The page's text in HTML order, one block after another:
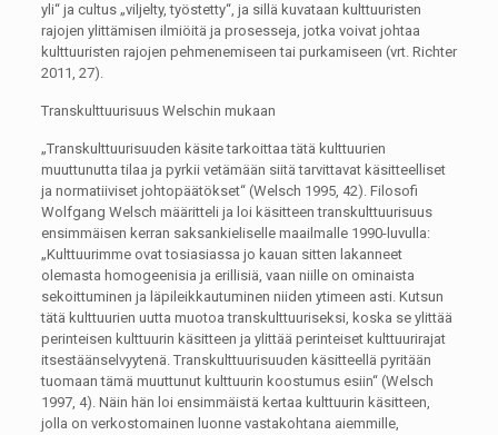
yli“ ja cultus „viljelty, työstetty“, ja sillä kuvataan kulttuuristen
rajojen ylittämisen ilmiöitä ja prosesseja, jotka voivat johtaa
kulttuuristen rajojen pehmenemiseen tai purkamiseen (vrt. Richter
2011, 27).
Transkulttuurisuus Welschin mukaan
„Transkulttuurisuuden käsite tarkoittaa tätä kulttuurien
muuttunutta tilaa ja pyrkii vetämään siitä tarvittavat käsitteelliset
ja normatiiviset johtopäätökset“ (Welsch 1995, 42). Filosofi
Wolfgang Welsch määritteli ja loi käsitteen transkulttuurisuus
ensimmäisen kerran saksankieliselle maailmalle 1990-luvulla:
„Kulttuurimme ovat tosiasiassa jo kauan sitten lakanneet
olemasta homogeenisia ja erillisiä, vaan niille on ominaista
sekoittuminen ja läpileikkautuminen niiden ytimeen asti. Kutsun
tätä kulttuurien uutta muotoa transkulttuuriseksi, koska se ylittää
perinteisen kulttuurin käsitteen ja ylittää perinteiset kulttuurirajat
itsestäänselvyytenä. Transkulttuurisuuden käsitteellä pyritään
tuomaan tämä muuttunut kulttuurin koostumus esiin“ (Welsch
1997, 4). Näin hän loi ensimmäistä kertaa kulttuurin käsitteen,
jolla on verkostomainen luonne vastakohtana aiemmille,